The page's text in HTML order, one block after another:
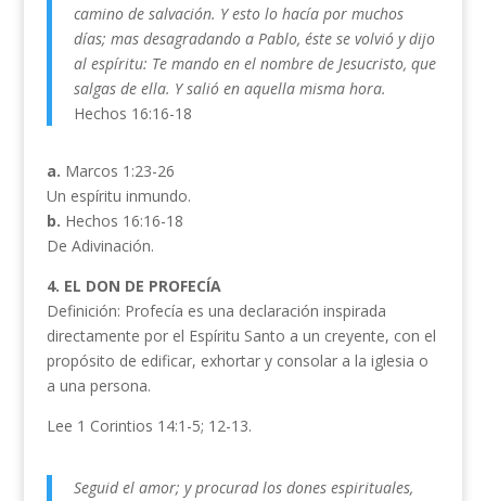
camino de salvación. Y esto lo hacía por muchos
días; mas desagradando a Pablo, éste se volvió y dijo
al espíritu: Te mando en el nombre de Jesucristo, que
salgas de ella. Y salió en aquella misma hora.
Hechos 16:16-18
a. Marcos 1:23-26
Un espíritu inmundo.
b. Hechos 16:16-18
De Adivinación.
4. EL DON DE PROFECÍA
Definición: Profecía es una declaración inspirada
directamente por el Espíritu Santo a un creyente, con el
propósito de edificar, exhortar y consolar a la iglesia o
a una persona.
Lee 1 Corintios 14:1-5; 12-13.
Seguid el amor; y procurad los dones espirituales,